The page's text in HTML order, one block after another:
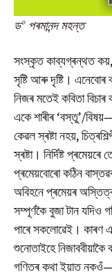
ড০ পৰমানন্দ মহন্ত
সংস্কৃত কাব্যগ্ৰন্থত কয়,
সৃষ্টি আৰু দৃষ্টি। এনেবোৰ
নিজৰ মতেই কবিতা
একে শাৰীৰ ‘বস্তু’/
কেৱল স্ৰষ্টা নহয়,
স্ৰষ্টা। নিৰ্দিষ্ট
প্ৰমেয়বোৰো কঠিন
অবিহনে প্ৰমেয়ৰ
সম্পূৰ্ণকৈ বুজা টান যদিও
পাৰে সকলোৱেই। কাৰণ
শুনোতাইহে
গণিতৰ কথা ইয়াত